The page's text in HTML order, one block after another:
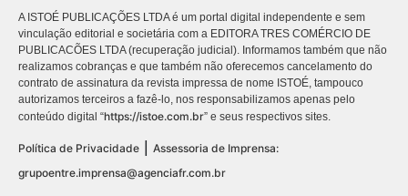
A ISTOÉ PUBLICAÇÕES LTDA é um portal digital independente e sem
vinculação editorial e societária com a EDITORA TRES COMÉRCIO DE
PUBLICACÕES LTDA (recuperação judicial). Informamos também que não
realizamos cobranças e que também não oferecemos cancelamento do
contrato de assinatura da revista impressa de nome ISTOÉ, tampouco
autorizamos terceiros a fazê-lo, nos responsabilizamos apenas pelo
conteúdo digital “https://istoe.com.br” e seus respectivos sites.
Política de Privacidade
Assessoria de Imprensa:
grupoentre.imprensa@agenciafr.com.br